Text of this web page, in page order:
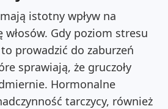
istotny wpływ na
włosów. Gdy poziom stresu
prowadzić do zaburzeń
sprawiają, że gruczoły
Hormonalne
tarczycy, również